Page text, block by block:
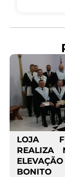
LOJA
REALIZA
BONITO